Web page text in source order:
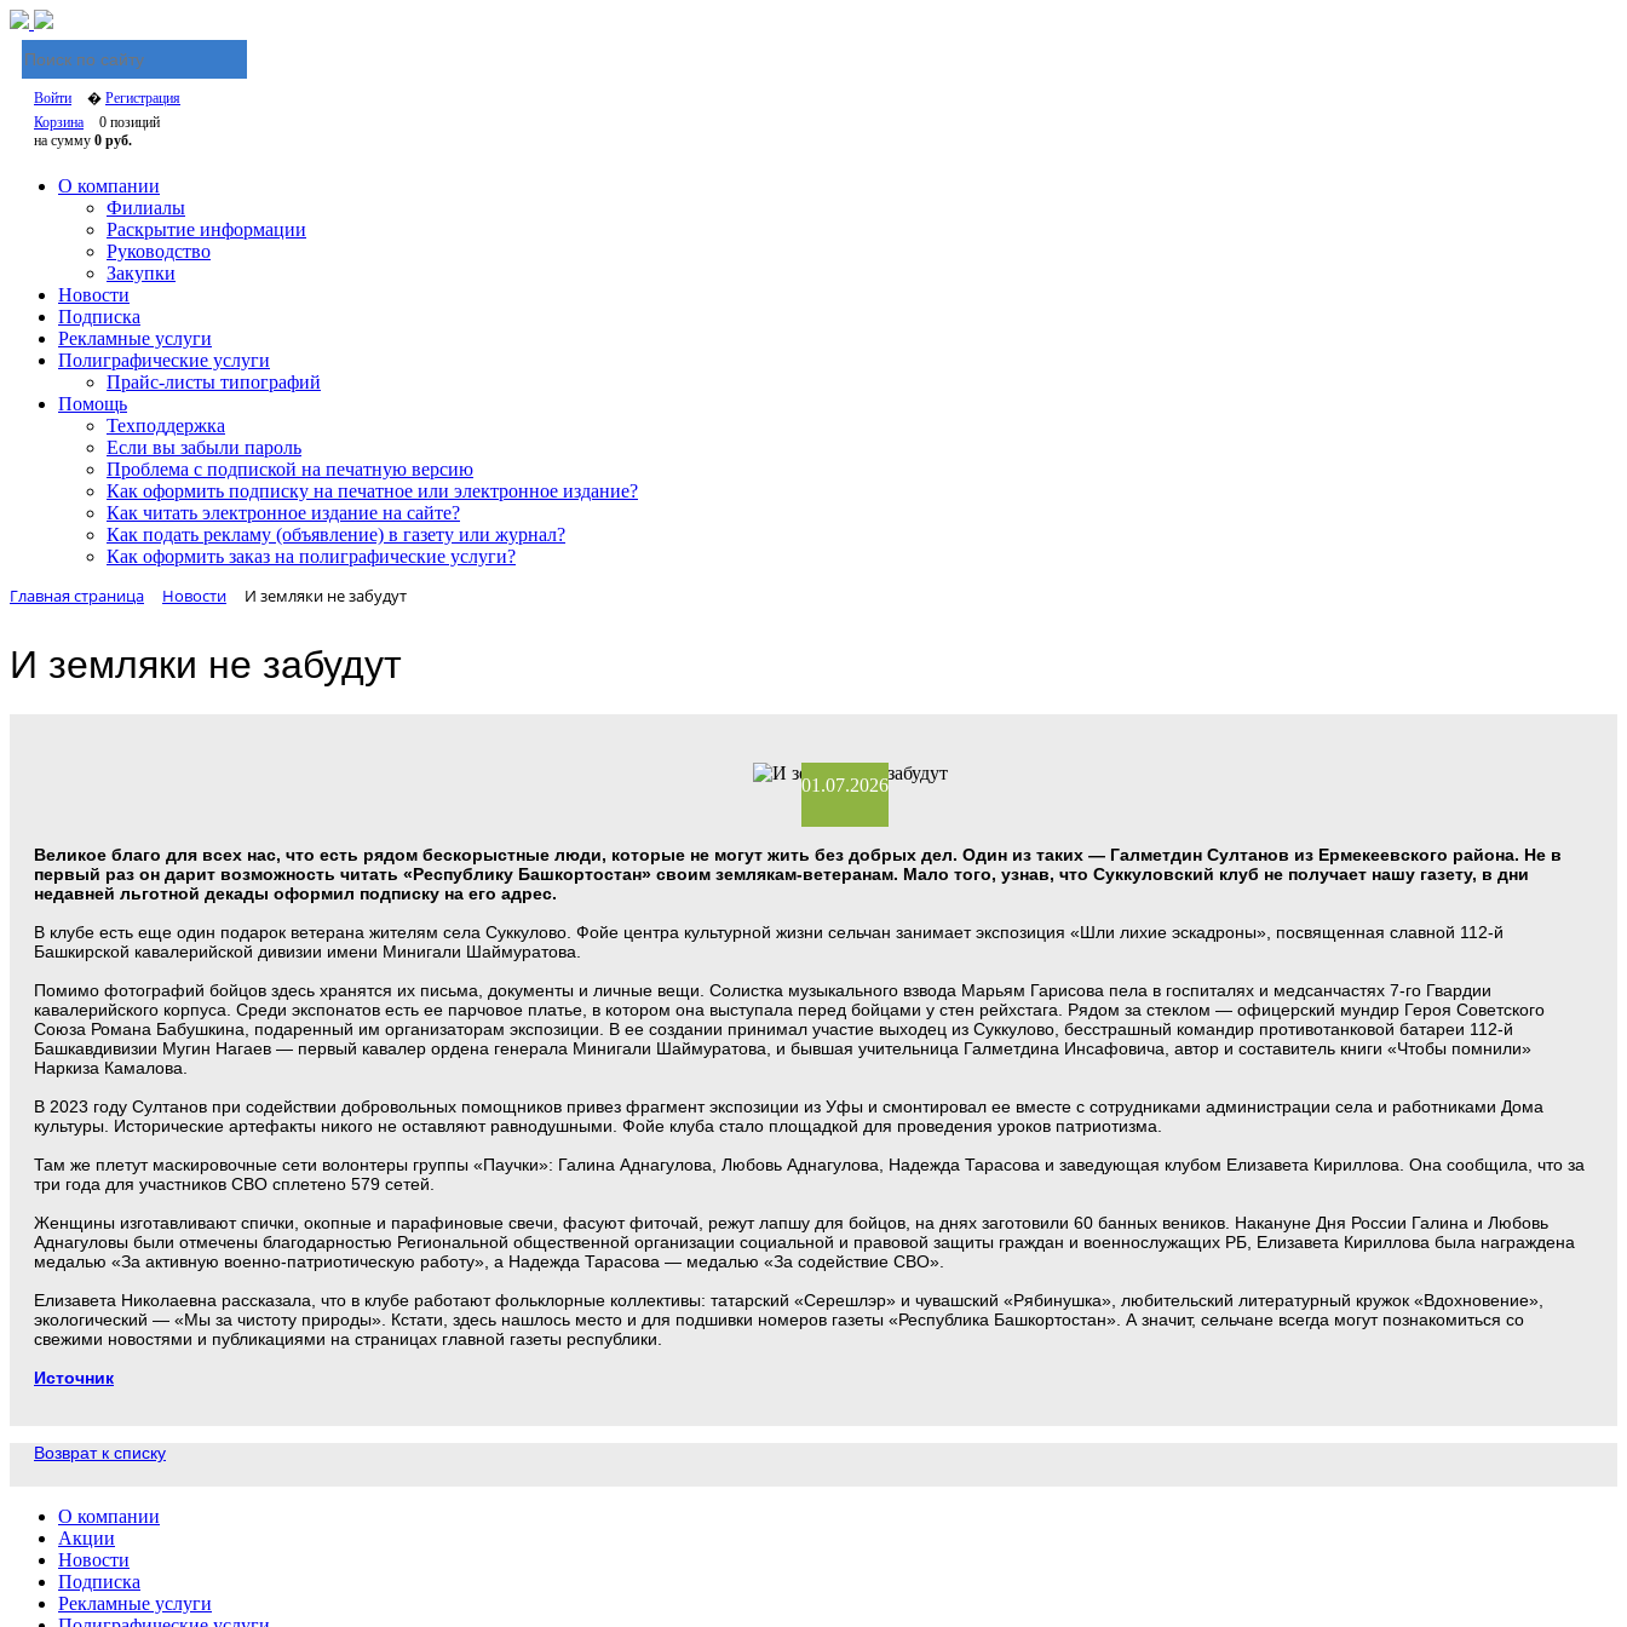
Войти � Регистрация
Корзина
0 позиций
на сумму 0 руб.
О компании
Филиалы
Раскрытие информации
Руководство
Закупки
Новости
Подписка
Рекламные услуги
Полиграфические услуги
Прайс-листы типографий
Помощь
Техподдержка
Если вы забыли пароль
Проблема с подпиской на печатную версию
Как оформить подписку на печатное или электронное издание?
Как читать электронное издание на сайте?
Как подать рекламу (объявление) в газету или журнал?
Как оформить заказ на полиграфические уcлуги?
Главная страница Новости И земляки не забудут
И земляки не забудут
01.07.2026
Великое благо для всех нас, что есть рядом бескорыстные люди, которые не могут жить без добрых дел. Один из таких — Галметдин Султанов из Ермекеевского района. Не в
первый раз он дарит возможность читать «Республику Башкортостан» своим землякам-ветеранам. Мало того, узнав, что Суккуловский клуб не получает нашу газету, в дни
недавней льготной декады оформил подписку на его адрес.
В клубе есть еще один подарок ветерана жителям села Суккулово. Фойе центра культурной жизни сельчан занимает экспозиция «Шли лихие эскадроны», посвященная славной 112-й
Башкирской кавалерийской дивизии имени Минигали Шаймуратова.
Помимо фотографий бойцов здесь хранятся их письма, документы и личные вещи. Солистка музыкального взвода Марьям Гарисова пела в госпиталях и медсанчастях 7-го Гвардии
кавалерийского корпуса. Среди экспонатов есть ее парчовое платье, в котором она выступала перед бойцами у стен рейхстага. Рядом за стеклом — офицерский мундир Героя Советского
Союза Романа Бабушкина, подаренный им организаторам экспозиции. В ее создании принимал участие выходец из Суккулово, бесстрашный командир противотанковой батареи 112-й
Башкавдивизии Мугин Нагаев — первый кавалер ордена генерала Минигали Шаймуратова, и бывшая учительница Галметдина Инсафовича, автор и составитель книги «Чтобы помнили»
Наркиза Камалова.
В 2023 году Султанов при содействии добровольных помощников привез фрагмент экспозиции из Уфы и смонтировал ее вместе с сотрудниками администрации села и работниками Дома
культуры. Исторические артефакты никого не оставляют равнодушными. Фойе клуба стало площадкой для проведения уроков патриотизма.
Там же плетут маскировочные сети волонтеры группы «Паучки»: Галина Аднагулова, Любовь Аднагулова, Надежда Тарасова и заведующая клубом Елизавета Кириллова. Она сообщила, что за
три года для участников СВО сплетено 579 сетей.
Женщины изготавливают спички, окопные и парафиновые свечи, фасуют фиточай, режут лапшу для бойцов, на днях заготовили 60 банных веников. Накануне Дня России Галина и Любовь
Аднагуловы были отмечены благодарностью Региональной общественной организации социальной и правовой защиты граждан и военнослужащих РБ, Елизавета Кириллова была награждена
медалью «За активную военно-патриотическую работу», а Надежда Тарасова — медалью «За содействие СВО».
Елизавета Николаевна рассказала, что в клубе работают фольклорные коллективы: татарский «Серешлэр» и чувашский «Рябинушка», любительский литературный кружок «Вдохновение»,
экологический — «Мы за чистоту природы». Кстати, здесь нашлось место и для подшивки номеров газеты «Республика Башкортостан». А значит, сельчане всегда могут познакомиться со
свежими новостями и публикациями на страницах главной газеты республики.
Источник
Возврат к списку
О компании
Акции
Новости
Подписка
Рекламные услуги